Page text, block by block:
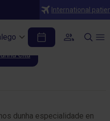
International
cita
dunha especialidade en